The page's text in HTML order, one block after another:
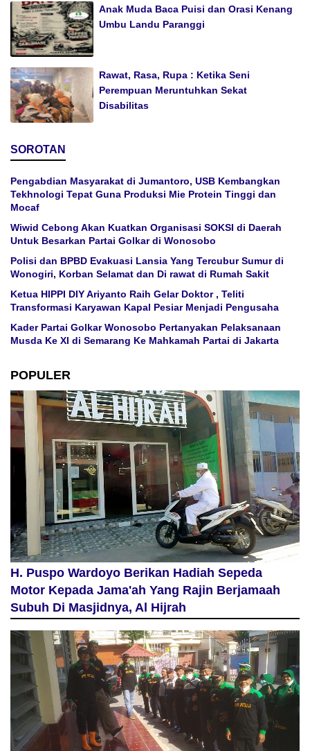
Anak Muda Baca Puisi dan Orasi Kenang
Umbu Landu Paranggi
Rawat, Rasa, Rupa : Ketika Seni
Perempuan Meruntuhkan Sekat
Disabilitas
SOROTAN
Pengabdian Masyarakat di Jumantoro, USB Kembangkan
Tekhnologi Tepat Guna Produksi Mie Protein Tinggi dan
Mocaf
Wiwid Cebong Akan Kuatkan Organisasi SOKSI di Daerah
Untuk Besarkan Partai Golkar di Wonosobo
Polisi dan BPBD Evakuasi Lansia Yang Tercubur Sumur di
Wonogiri, Korban Selamat dan Di rawat di Rumah Sakit
Ketua HIPPI DIY Ariyanto Raih Gelar Doktor , Teliti
Transformasi Karyawan Kapal Pesiar Menjadi Pengusaha
Kader Partai Golkar Wonosobo Pertanyakan Pelaksanaan
Musda Ke XI di Semarang Ke Mahkamah Partai di Jakarta
POPULER
H. Puspo Wardoyo Berikan Hadiah Sepeda
Motor Kepada Jama'ah Yang Rajin Berjamaah
Subuh Di Masjidnya, Al Hijrah